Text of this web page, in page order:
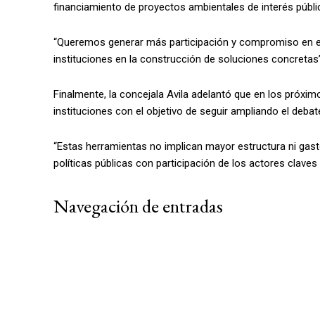
financiamiento de proyectos ambientales de interés
“Queremos generar más participación y compromiso
instituciones en la construcción de soluciones
Finalmente, la concejala Avila adelantó que en los
instituciones con el objetivo de seguir ampliando el
“Estas herramientas no implican mayor estructura ni
políticas públicas con participación de los actores claves
Navegación de entradas